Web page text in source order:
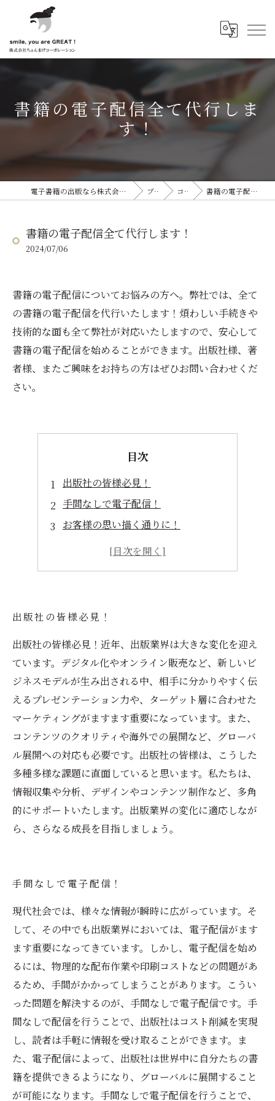
書籍の電子配信全て代行しま
す！
電子書籍の出版なら株式会社ちょんまげコーポレーション ブログ コラム 書籍の電子配信全て代行します！
書籍の電子配信全て代行します！
2024/07/06
書籍の電子配信についてお悩みの方へ。弊社では、全て
の書籍の電子配信を代行いたします！煩わしい手続きや
技術的な面も全て弊社が対応いたしますので、安心して
書籍の電子配信を始めることができます。出版社様、著
者様、またご興味をお持ちの方はぜひお問い合わせくだ
さい。
目次
出版社の皆様必見！
手間なしで電子配信！
お客様の思い描く通りに！
出版社の皆様必見！
出版社の皆様必見！近年、出版業界は大きな変化を迎え
ています。デジタル化やオンライン販売など、新しいビ
ジネスモデルが生み出される中、相手に分かりやすく伝
えるプレゼンテーション力や、ターゲット層に合わせた
マーケティングがますます重要になっています。また、
コンテンツのクオリティや海外での展開など、グローバ
ル展開への対応も必要です。出版社の皆様は、こうした
多種多様な課題に直面していると思います。私たちは、
情報収集や分析、デザインやコンテンツ制作など、多角
的にサポートいたします。出版業界の変化に適応しなが
ら、さらなる成長を目指しましょう。
手間なしで電子配信！
現代社会では、様々な情報が瞬時に広がっています。そ
して、その中でも出版業界においては、電子配信がます
ます重要になってきています。しかし、電子配信を始め
るには、物理的な配布作業や印刷コストなどの問題があ
るため、手間がかかってしまうことがあります。こうい
った問題を解決するのが、手間なしで電子配信です。手
間なしで配信を行うことで、出版社はコスト削減を実現
し、読者は手軽に情報を受け取ることができます。ま
た、電子配信によって、出版社は世界中に自分たちの書
籍を提供できるようになり、グローバルに展開すること
が可能になります。手間なしで電子配信を行うことで、